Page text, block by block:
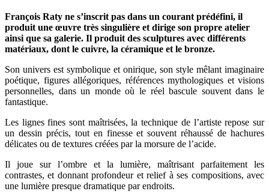
François Raty ne s’inscrit pas dans un courant prédéfini, il
produit une œuvre très singulière et dirige son propre atelier
ainsi que sa galerie. Il produit des sculptures avec différents
matériaux, dont le cuivre, la céramique et le bronze.
Son univers est symbolique et onirique, son style mêlant imaginaire
poétique, figures allégoriques, références mythologiques et visions
personnelles, dans un monde où le réel bascule souvent dans le
fantastique.
Les lignes fines sont maîtrisées, la technique de l’artiste repose sur
un dessin précis, tout en finesse et souvent réhaussé de hachures
délicates ou de textures créées par la morsure de l’acide.
Il joue sur l’ombre et la lumière, maîtrisant parfaitement les
contrastes, et donnant profondeur et relief à ses compositions, avec
une lumière presque dramatique par endroits.